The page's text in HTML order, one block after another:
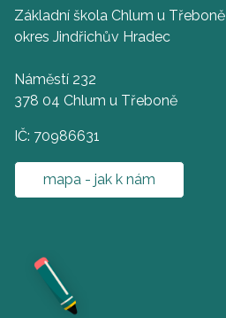
Základní škola Chlum u Třeboně
okres Jindřichův Hradec
Náměstí 232
378 04 Chlum u Třeboně
IČ: 70986631
mapa - jak k nám